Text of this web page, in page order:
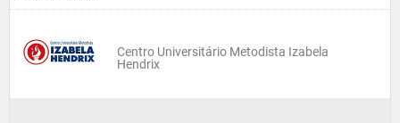
Centro Universitário Metodista Izabela
Hendrix